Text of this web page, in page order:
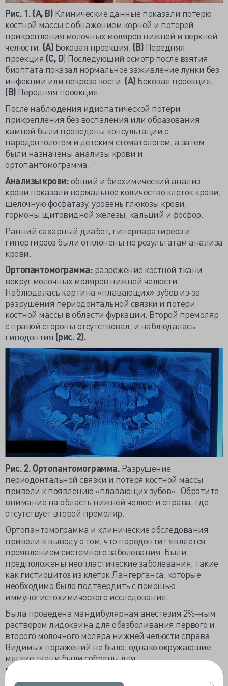
Рис. 1. (А, В) Клинические данные показали потерю
костной массы с обнажением корней и потерей
прикрепления молочных моляров нижней и верхней
челюсти. (A) Боковая проекция; (B) Передняя
проекция (C, D) Последующий осмотр после взятия
биоптата показал нормальное заживление лунки без
инфекции или некроза кости. (A) Боковая проекция;
(B) Передняя проекция.
После наблюдения идиопатической потери
прикрепления без воспаления или образования
камней были проведены консультации с
пародонтологом и детским стоматологом, а затем
были назначены анализы крови и
ортопантомограмма.
Анализы крови:общий и биохимический анализ
крови показали нормальное количество клеток крови,
щелочную фосфатазу, уровень глюкозы крови,
гормоны щитовидной железы, кальций и фосфор.
Ранний сахарный диабет, гиперпаратиреоз и
гипертиреоз были отклонены по результатам анализа
крови.
Ортопантомограмма: разрежение костной ткани
вокруг молочных моляров нижней челюсти.
Наблюдалась картина «плавающих» зубов из‐за
разрушения периодонтальной связки и потери
костной массы в области фуркации. Второй премоляр
с правой стороны отсутствовал, и наблюдалась
гиподонтия (рис. 2).
Рис. 2. Ортопантомограмма. Разрушение
периодонтальной связки и потеря костной массы
привели к появлению «плавающих зубов». Обратите
внимание на область нижней челюсти справа, где
отсутствует второй премоляр.
Ортопантомограмма и клинические обследования
привели к выводу о том, что пародонтит является
проявлением системного заболевания. Были
предположены неопластические заболевания, такие
как гистиоцитоз из клеток Лангерганса, которые
необходимо было подтвердить с помощью
иммуногистохимического исследования.
Была проведена мандибулярная анестезия 2%-ным
раствором лидокаина для обезболивания первого и
второго молочного моляра нижней челюсти справа.
Видимых поражений не было; однако окружающие
мягкие ткани были собраны для
гистопатологического исследования путем кюретажа
лунки после экстракции зубов, а затем лунку промыли